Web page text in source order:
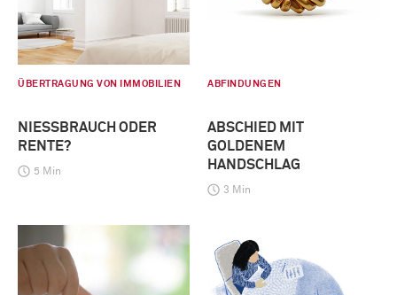
ÜBERTRAGUNG VON IMMOBILIEN
NIESSBRAUCH ODER R
ENTE?
5 Min
ABFINDUNGEN
ABSCHIED MIT
GOLDENEM
HANDSCHLAG
3 Min